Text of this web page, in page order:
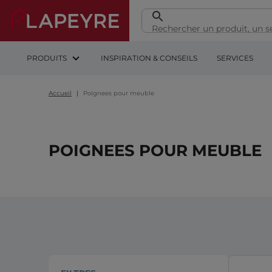
PRODUITS INSPIRATION & CONSEILS SERVICES
Accueil Poignees pour meuble
POIGNEES POUR MEUBLE